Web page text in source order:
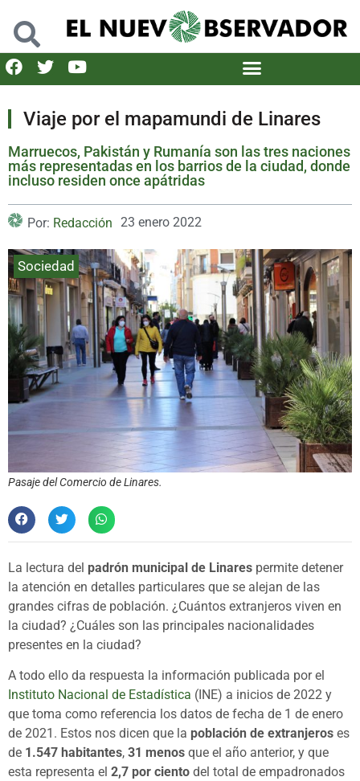
Viaje por el mapamundi de Linares
Marruecos, Pakistán y Rumanía son las tres naciones
más representadas en los barrios de la ciudad, donde
incluso residen once apátridas
Por: Redacción 23 enero 2022
Sociedad
Pasaje del Comercio de Linares.
La lectura del padrón municipal de Linares permite detener
la atención en detalles particulares que se alejan de las
grandes cifras de población. ¿Cuántos extranjeros viven en
la ciudad? ¿Cuáles son las principales nacionalidades
presentes en la ciudad?
A todo ello da respuesta la información publicada por el
Instituto Nacional de Estadística (INE) a inicios de 2022 y
que toma como referencia los datos de fecha de 1 de enero
de 2021. Estos nos dicen que la población de extranjeros es
de 1.547 habitantes, 31 menos que el año anterior, y que
esta representa el 2,7 por ciento del total de empadronados